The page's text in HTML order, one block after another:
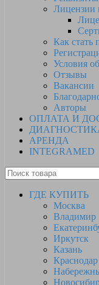
Лицензии
Как стать
Условия
Отзывы
Вакансии
Авторы
ОПЛАТА И
АРЕНДА
INTEGRAMED
ГДЕ КУПИТЬ
Москва
Владимир
Иркутск
Казань
Краснодар